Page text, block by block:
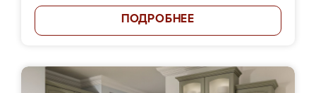
ПОДРОБНЕЕ